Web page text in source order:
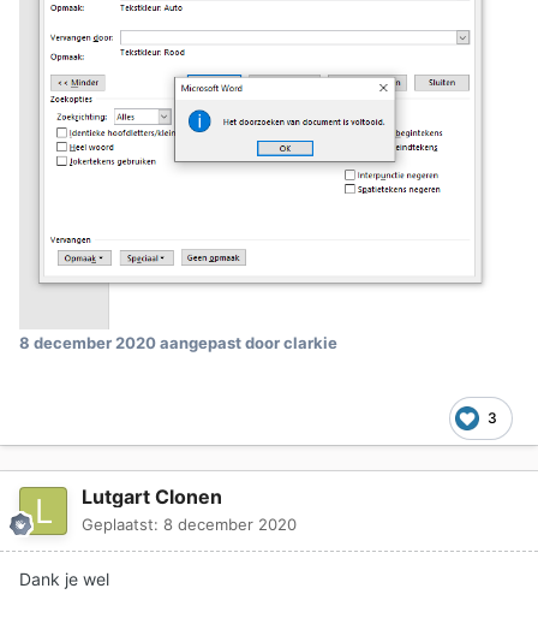
8 december 2020aangepast door clarkie
3
Lutgart Clonen
Geplaatst: 8 december 2020
Dank je wel